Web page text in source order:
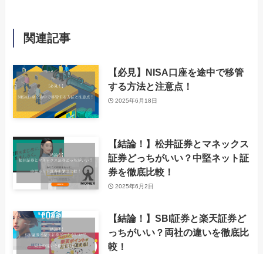
関連記事
【必見】NISA口座を途中で移管
する方法と注意点！
2025年6月18日
【結論！】松井証券とマネックス
証券どっちがいい？中堅ネット証
券を徹底比較！
2025年6月2日
【結論！】SBI証券と楽天証券ど
っちがいい？両社の違いを徹底比
較！